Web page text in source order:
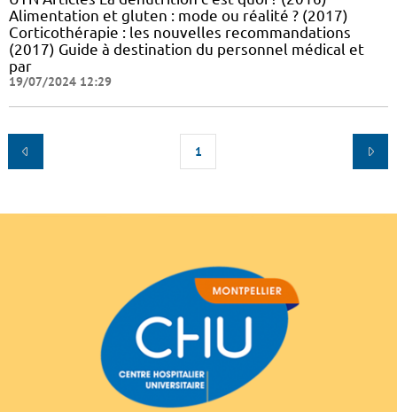
Alimentation et gluten : mode ou réalité ? (2017)
Corticothérapie : les nouvelles recommandations
(2017) Guide à destination du personnel médical et
par
19/07/2024 12:29
1